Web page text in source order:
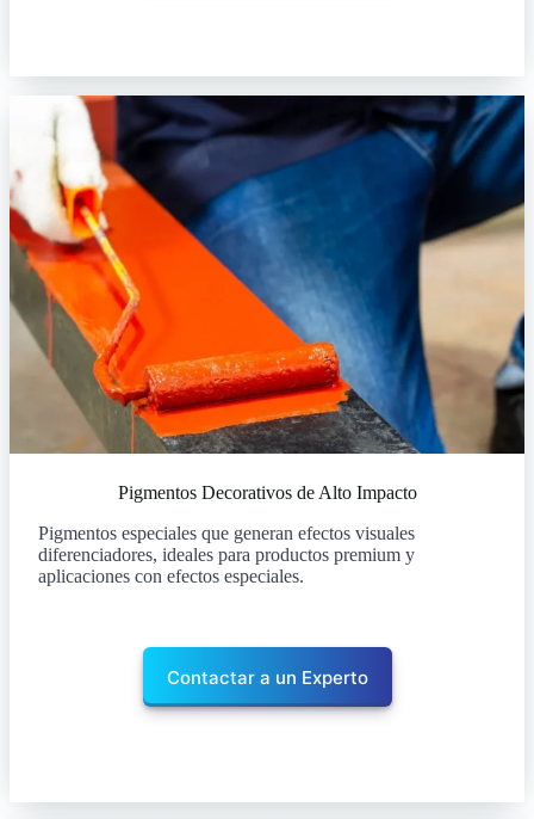
Pigmentos Decorativos de Alto Impacto
Pigmentos especiales que generan efectos visuales
diferenciadores, ideales para productos premium y
aplicaciones con efectos especiales.
Contactar a un Experto